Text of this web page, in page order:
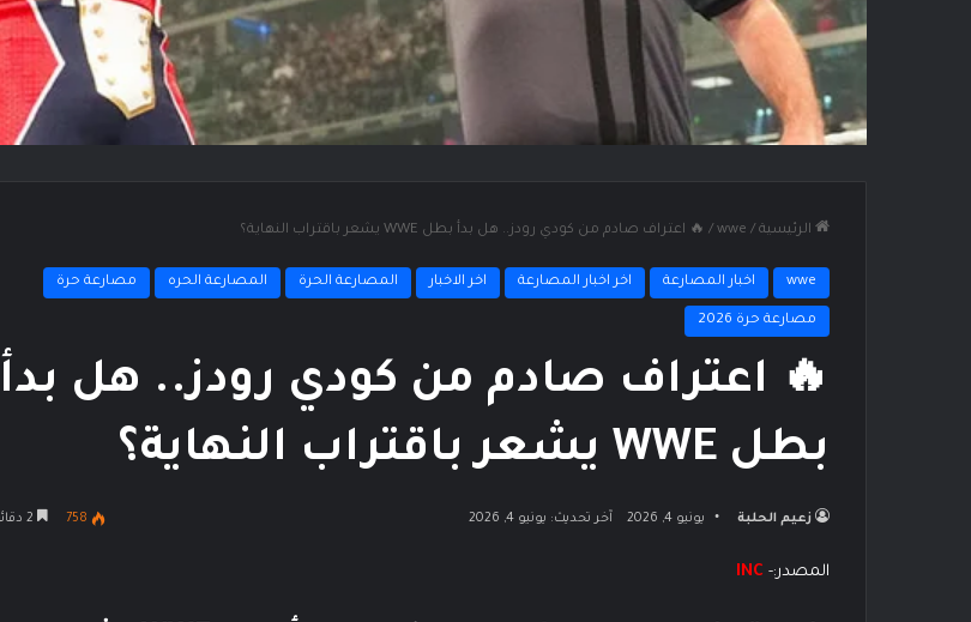
الرئيسية /
wwe
/ 🔥 اعتراف صادم من كودي رودز.. هل بدأ بطل WWE يشعر باقتراب النهاية؟
wwe اخبار المصارعة اخر اخبار المصارعة اخر الاخبار المصارعة الحرة المصارعة الحره مصارعة حرة
مصارعة حرة 2026
🔥 اعتراف صادم من كودي رودز.. هل بدأ
بطل WWE يشعر باقتراب النهاية؟
زعيم الحلبة يونيو 4, 2026 آخر تحديث: يونيو 4, 2026 758
المصدر:- INC